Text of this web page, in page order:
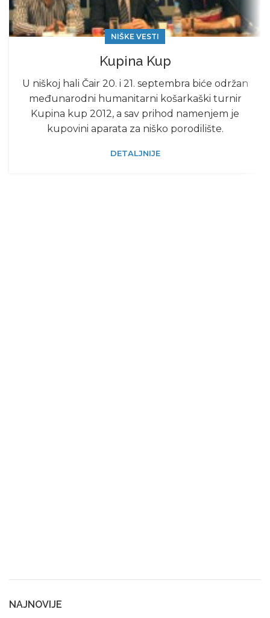
NIŠKE VESTI
Kupina Kup
U niškoj hali Čair 20. i 21. septembra biće održan
međunarodni humanitarni košarkaški turnir
Kupina kup 2012, a sav prihod namenjem je
kupovini aparata za niško porodilište.
DETALJNIJE
NAJNOVIJE